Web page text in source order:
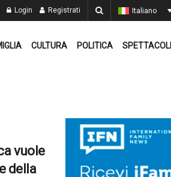
Login Registrati Italiano
CULTURA POLITICA SPETTACOLI
vuole
della